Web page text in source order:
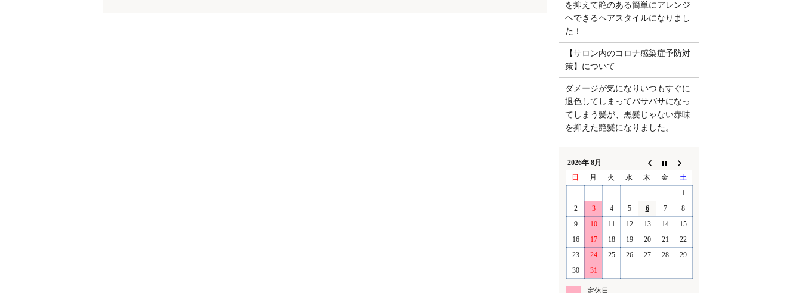
を抑えて艶のある簡単にアレンジ
ヘできるヘアスタイルになりまし
た！
【サロン内のコロナ感染症予防対
策】について
ダメージが気になりいつもすぐに
退色してしまってバサバサになっ
てしまう髪が、黒髪じゃない赤味
を抑えた艶髪になりました。
2026年 8月
日
月 火 水 木 金
土
1
2
3 4 5 6 7
8
9
10 11 12 13 14
15
16
17 18 19 20 21
22
23
24 25 26 27 28
29
30
31
定休日